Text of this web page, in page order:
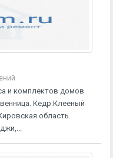
и комплектов домов
Кедр.Клееный
область.